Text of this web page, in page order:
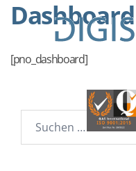
Dashboard
[pno_dashboard]